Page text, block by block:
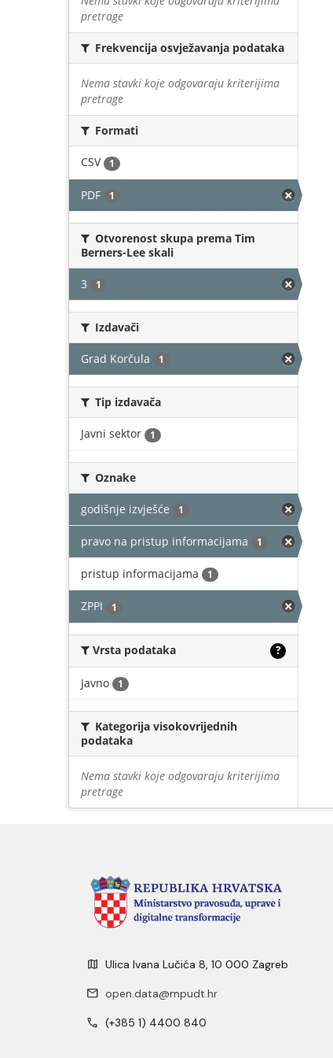
pretrage
Frekvencija osvježavanja podataka
Nema stavki koje odgovaraju kriterijima
pretrage
Formati
CSV 1
PDF 1
Otvorenost skupa prema Tim
Berners-Lee skali
3 1
Izdavači
Grad Korčula 1
Tip izdavača
Javni sektor 1
Oznake
godišnje izvješće 1
pravo na pristup informacijama 1
pristup informacijama 1
ZPPI 1
Vrsta podataka ?
Javno 1
Kategorija visokovrijednih
podataka
Nema stavki koje odgovaraju kriterijima
pretrage